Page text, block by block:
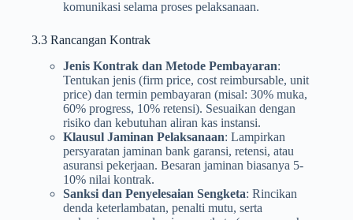
komunikasi selama proses pelaksanaan.
3.3 Rancangan Kontrak
Jenis Kontrak dan Metode Pembayaran:
Tentukan jenis (firm price, cost reimbursable, unit
price) dan termin pembayaran (misal: 30% muka,
60% progress, 10% retensi). Sesuaikan dengan
risiko dan kebutuhan aliran kas instansi.
Klausul Jaminan Pelaksanaan: Lampirkan
persyaratan jaminan bank garansi, retensi, atau
asuransi pekerjaan. Besaran jaminan biasanya 5-
10% nilai kontrak.
Sanksi dan Penyelesaian Sengketa: Rincikan
denda keterlambatan, penalti mutu, serta